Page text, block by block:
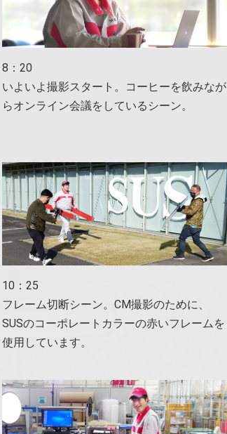
8：20
いよいよ撮影スタート。コーヒーを飲みなが
らオンライン会議をしているシーン。
10：25
フレーム切断シーン。CM撮影のために、
SUSのコーポレートカラーの赤いフレームを
使用しています。